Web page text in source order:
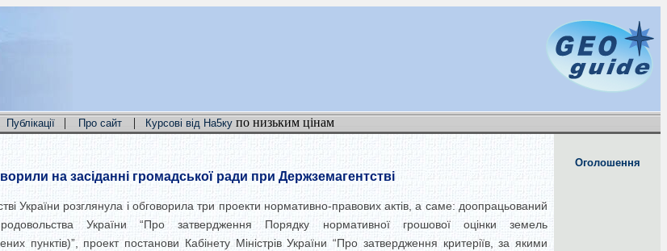
Публікації | Про сайт | Курсові від На5ку по низьким цінам
на засіданні громадської ради при Держземагентстві
України розглянула і обговорила три проекти нормативно-правових актів, а саме: доопрацьований
України “Про затвердження Порядку нормативної грошової оцінки земель
пунктів)”, проект постанови Кабінету Міністрів України “Про затвердження критеріїв, за якими
Оголошення